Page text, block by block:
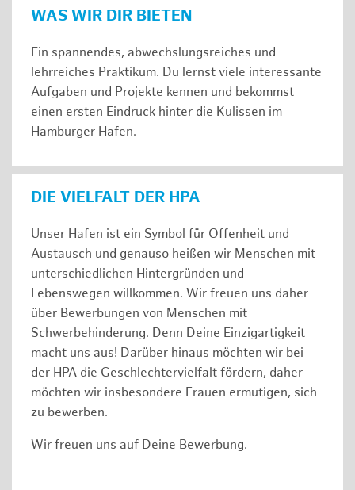
WAS WIR DIR BIETEN
Ein spannendes, abwechslungsreiches und
lehrreiches Praktikum. Du lernst viele interessante
Aufgaben und Projekte kennen und bekommst
einen ersten Eindruck hinter die Kulissen im
Hamburger Hafen.
DIE VIELFALT DER HPA
Unser Hafen ist ein Symbol für Offenheit und
Austausch und genauso heißen wir Menschen mit
unterschiedlichen Hintergründen und
Lebenswegen willkommen. Wir freuen uns daher
über Bewerbungen von Menschen mit
Schwerbehinderung. Denn Deine Einzigartigkeit
macht uns aus! Darüber hinaus möchten wir bei
der HPA die Geschlechtervielfalt fördern, daher
möchten wir insbesondere Frauen ermutigen, sich
zu bewerben.
Wir freuen uns auf Deine Bewerbung.